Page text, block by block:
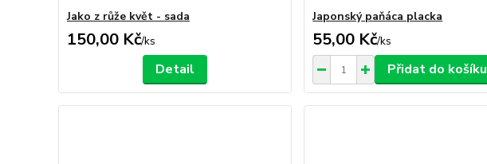
Jako z růže květ - sada
150,00 Kč/ks
Detail
Japonský paňáca placka
55,00 Kč/ks
Přidat do košíku